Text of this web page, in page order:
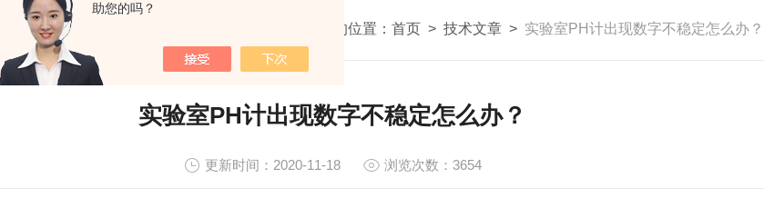
助您的吗？
我的位置： 首页 > 技术文章 > 实验室PH计出现数字不稳定怎么办？
实验室PH计出现数字不稳定怎么办？
更新时间：2020-11-18 浏览次数：3654